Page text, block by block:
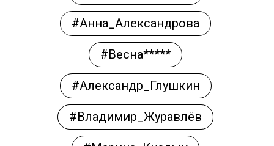
#Анна_Александрова
#Весна*****
#Александр_Глушкин
#Владимир_Журавлёв